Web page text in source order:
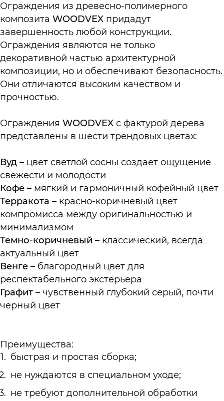
Ограждения из древесно-полимерного
композита WOODVEX придадут
завершенность любой конструкции.
Ограждения являются не только
декоративной частью архитектурной
композиции, но и обеспечивают безопасность.
Они отличаются высоким качеством и
прочностью.
Ограждения WOODVEX с фактурой дерева
представлены в шести трендовых цветах:
Вуд – цвет светлой сосны создает ощущение
свежести и молодости
Кофе – мягкий и гармоничный кофейный цвет
Терракота – красно-коричневый цвет
компромисса между оригинальностью и
минимализмом
Темно-коричневый – классический, всегда
актуальный цвет
Венге – благородный цвет для
респектабельного экстерьера
Графит – чувственный глубокий серый, почти
черный цвет
Преимущества:
быстрая и простая сборка;
не нуждаются в специальном уходе;
не требуют дополнительной обработки